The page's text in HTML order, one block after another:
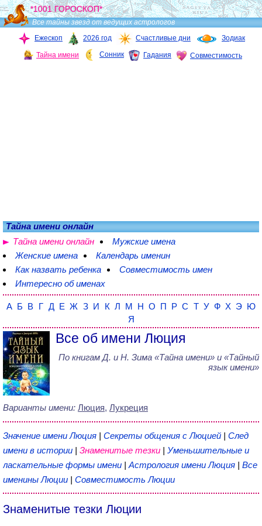
*1001 ГОРОСКОП*
Все тайны звезд от ведущих астрологов
Ежескоп
2026 год Счастливые дни Зодиак
Тайна имени Сонник Гадания Совместимость
Тайна имени онлайн
Тайна имени онлайн
Мужские имена
Женские имена
Календарь именин
Как назвать ребенка
Совместимость имен
Интересно об именах
А Б В Г Д Е Ж З И К Л М Н О П Р С Т У Ф Х Э Ю
Я
Все об имени Люция
По книгам Д. и Н. Зима «Тайна имени» и «Тайный
язык имени»
Варианты имени: Люция, Лукреция
Значение имени Люция | Секреты общения с Люцией | След
имени в истории | Знаменитые тезки | Уменьшительные и
ласкательные формы имени | Астрология имени Люция | Все
именины Люции | Совместимость Люции
Знаменитые тезки Люции